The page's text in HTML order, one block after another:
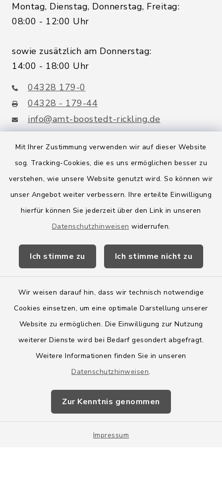
Mit Ihrer Zustimmung verwenden wir auf dieser Website
sog. Tracking-Cookies, die es uns ermöglichen besser zu
verstehen, wie unsere Website genutzt wird. So können wir
unser Angebot weiter verbessern. Ihre erteilte Einwilligung
hierfür können Sie jederzeit über den Link in unseren
Datenschutzhinweisen widerrufen.
Ich stimme zu Ich stimme nicht zu
Wir weisen darauf hin, dass wir technisch notwendige
Cookies einsetzen, um eine optimale Darstellung unserer
Website zu ermöglichen. Die Einwilligung zur Nutzung
weiterer Dienste wird bei Bedarf gesondert abgefragt.
Weitere Informationen finden Sie in unseren
Datenschutzhinweisen.
Zur Kenntnis genommen
Impressum
Montag, Dienstag, Donnerstag, Freitag:
08:00 - 12:00 Uhr
sowie zusätzlich am Donnerstag:
14:00 - 18:00 Uhr
04328 179-0
04328 - 179-44
info@amt-boostedt-rickling.de
Quicklinks
Amt Boostedt-Rickling
Amtsbroschüre
Wege-Zweckverband
Barrierefreiheit
Impressum
Sitemap